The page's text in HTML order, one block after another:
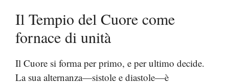
Il Tempio del Cuore come
fornace di unità
Il Cuore si forma per primo, e per ultimo decide.
La sua alternanza—sistole e diastole—è